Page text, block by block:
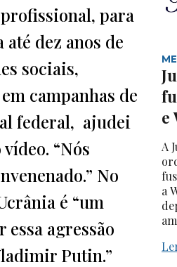
para
dez anos de
sociais,
campanhas de
federal, ajudei
“Nós
No
é “um
essa agressão
Putin.”
e
A
a